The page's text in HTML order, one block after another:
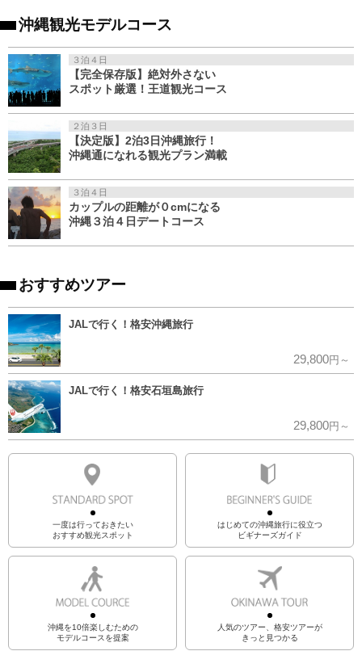
沖縄観光モデルコース
３泊４日
【完全保存版】絶対外さない
スポット厳選！王道観光コース
２泊３日
【決定版】2泊3日沖縄旅行！
沖縄通になれる観光プラン満載
３泊４日
カップルの距離が０cmになる
沖縄３泊４日デートコース
おすすめツアー
JALで行く！格安沖縄旅行
29,800円～
JALで行く！格安石垣島旅行
29,800円～
一度は行っておきたい
おすすめ観光スポット
はじめての沖縄旅行に役立つ
ビギナーズガイド
沖縄を10倍楽しむための
モデルコースを提案
人気のツアー、格安ツアーが
きっと見つかる